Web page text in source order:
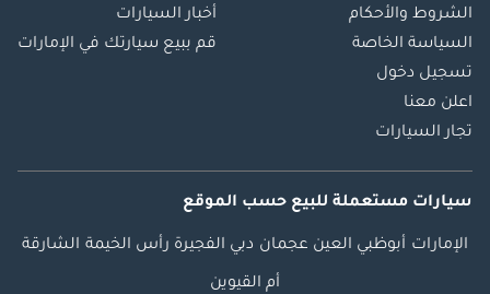
الشروط والأحكام
السياسة الخاصة
تسجيل دخول
اعلن معنا
تجار السيارات
أخبار السيارات
قم ببيع سيارتك في الإمارات
سيارات مستعملة للبيع حسب الموقع
الإمارات أبوظبي العين عجمان دبي الفجيرة رأس الخيمة الشارقة
أم القيوين